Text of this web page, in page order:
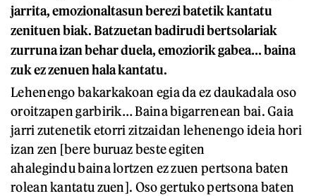
jarrita, emozionaltasun berezi batetik kantatu
zenituen biak. Batzuetan badirudi bertsolariak
zurruna izan behar duela, emoziorik gabea… baina
zuk ez zenuen hala kantatu.
Lehenengo bakarkakoan egia da ez daukadala oso
oroitzapen garbirik… Baina bigarrenean bai. Gaia
jarri zutenetik etorri zitzaidan lehenengo ideia hori
izan zen [bere buruaz beste egiten
ahalegindu baina lortzen ez zuen pertsona baten
rolean kantatu zuen]. Oso gertuko pertsona baten